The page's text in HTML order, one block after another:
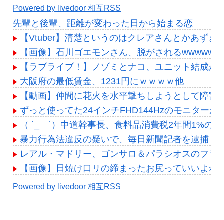
Powered by livedoor 相互RSS
先輩と後輩、距離が変わった日から始まる恋
【Vtuber】清楚というのはクレアさんとかあず
【画像】石川ゴエモンさん、脱がされる
【ラブライブ！】ノゾミとナコ、ユニット結成か
大阪府の最低賃金、1231円にｗｗｗｗ他
【動画】仲間に花火を水平撃ちしようとして障
ずっと使ってた24インチFHD144Hzのモニター
（ ´_ゝ`）中道幹事長、食料品消費税2年間1%
暴力行為法違反の疑いで、毎日新聞記者を逮捕
レアル・マドリー、ゴンサロ＆パラシオスのフラ
【画像】日焼け口リの締まったお尻っていいよね
Powered by livedoor 相互RSS